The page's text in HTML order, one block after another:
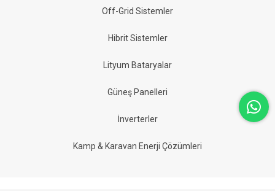
Off-Grid Sistemler
Hibrit Sistemler
Lityum Bataryalar
Güneş Panelleri
İnverterler
Kamp & Karavan Enerji Çözümleri